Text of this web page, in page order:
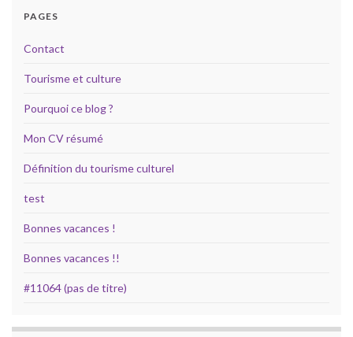
PAGES
Contact
Tourisme et culture
Pourquoi ce blog ?
Mon CV résumé
Définition du tourisme culturel
test
Bonnes vacances !
Bonnes vacances !!
#11064 (pas de titre)